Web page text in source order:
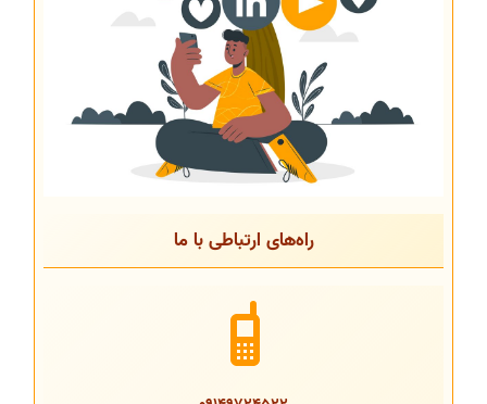
راه‌های ارتباطی با ما